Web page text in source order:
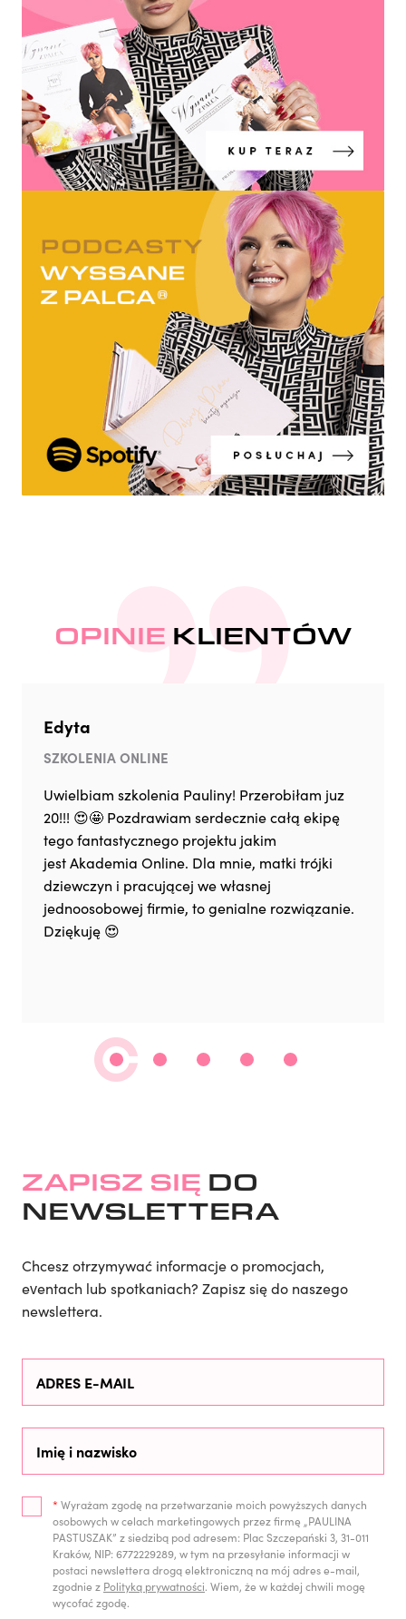
OPINIE KLIENTÓW
Edyta
SZKOLENIA ONLINE
Uwielbiam szkolenia Pauliny! Przerobiłam juz
20!!! 😍🤩 Pozdrawiam serdecznie całą ekipę
tego fantastycznego projektu jakim
jest Akademia Online. Dla mnie, matki trójki
dziewczyn i pracującej we własnej
jednoosobowej firmie, to genialne rozwiązanie.
Dziękuję 😍
ZAPISZ SIĘ DO
NEWSLETTERA
Chcesz otrzymywać informacje o promocjach,
eventach lub spotkaniach? Zapisz się do naszego
newslettera.
* Wyrażam zgodę na przetwarzanie moich powyższych danych
osobowych w celach marketingowych przez firmę „PAULINA
PASTUSZAK” z siedzibą pod adresem: Plac Szczepański 3, 31-011
Kraków, NIP: 6772229289, w tym na przesyłanie informacji w
postaci newslettera drogą elektroniczną na mój adres e-mail,
zgodnie z Polityką prywatności. Wiem, że w każdej chwili mogę
wycofać zgodę.